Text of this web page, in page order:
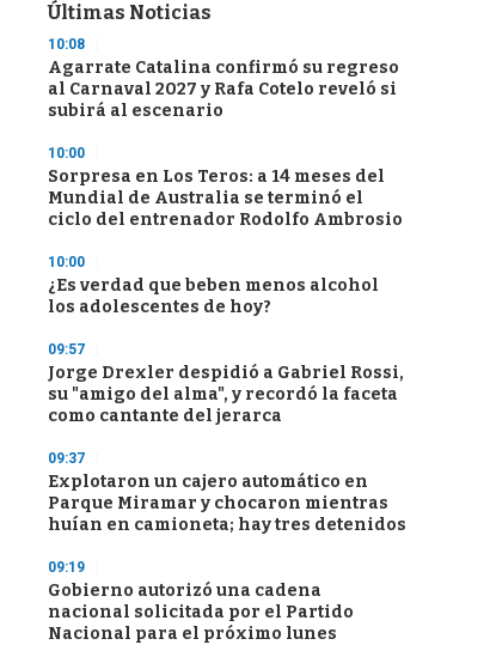
Últimas Noticias
10:08
Agarrate Catalina confirmó su regreso
al Carnaval 2027 y Rafa Cotelo reveló si
subirá al escenario
10:00
Sorpresa en Los Teros: a 14 meses del
Mundial de Australia se terminó el
ciclo del entrenador Rodolfo Ambrosio
10:00
¿Es verdad que beben menos alcohol
los adolescentes de hoy?
09:57
Jorge Drexler despidió a Gabriel Rossi,
su "amigo del alma", y recordó la faceta
como cantante del jerarca
09:37
Explotaron un cajero automático en
Parque Miramar y chocaron mientras
huían en camioneta; hay tres detenidos
09:19
Gobierno autorizó una cadena
nacional solicitada por el Partido
Nacional para el próximo lunes